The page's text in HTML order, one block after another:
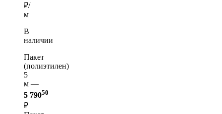
₽/
м
В
наличии
Пакет
(полиэтилен)
5
м —
5 79050
₽